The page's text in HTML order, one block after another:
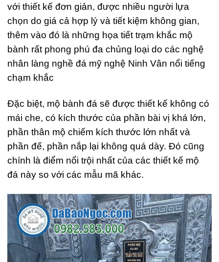
với thiết kế đơn giản, được nhiều người lựa
chọn do giá cả hợp lý và tiết kiệm không gian,
thêm vào đó là những họa tiết trạm khắc mộ
bành rất phong phú đa chủng loại do các nghệ
nhân làng nghề đá mỹ nghệ Ninh Vân nổi tiếng
chạm khắc
Đặc biệt, mộ bành đá sẽ được thiết kế không có
mái che, có kích thước của phần bài vị khá lớn,
phần thân mộ chiếm kích thước lớn nhất và
phần đế, phần nắp lại không quá dày. Đó cũng
chính là điểm nổi trội nhất của các thiết kế mộ
đá này so với các mẫu mã khác.